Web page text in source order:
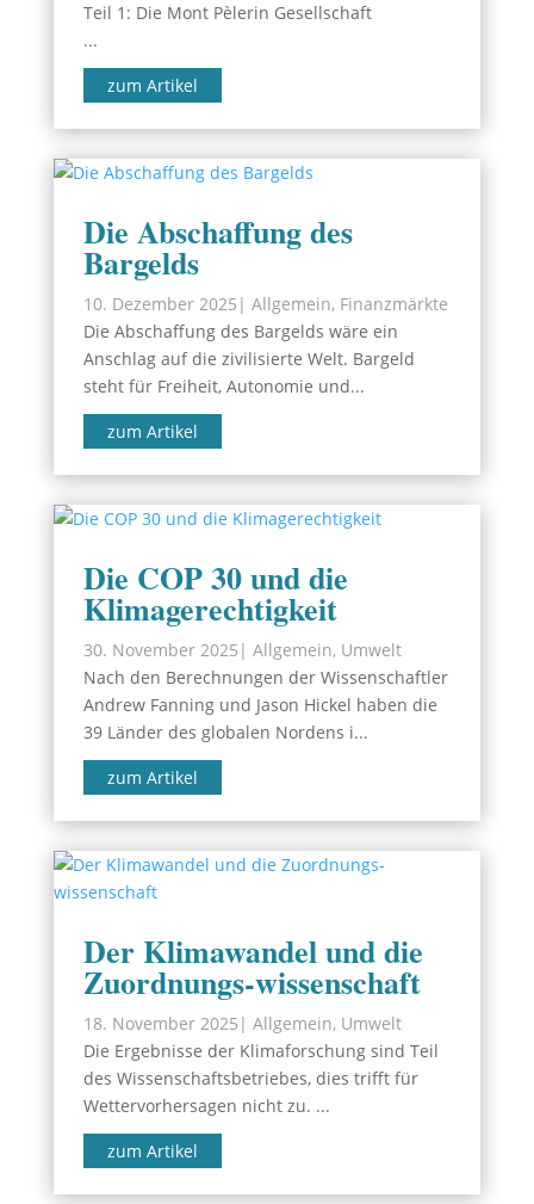
Teil 1: Die Mont Pèlerin Gesellschaft
...
zum Artikel
Die Abschaffung des
Bargelds
10. Dezember 2025 | Allgemein, Finanzmärkte
Die Abschaffung des Bargelds wäre ein
Anschlag auf die zivilisierte Welt. Bargeld
steht für Freiheit, Autonomie und...
zum Artikel
Die COP 30 und die
Klimagerechtigkeit
30. November 2025 | Allgemein, Umwelt
Nach den Berechnungen der Wissenschaftler
Andrew Fanning und Jason Hickel haben die
39 Länder des globalen Nordens i...
zum Artikel
Der Klimawandel und die
Zuordnungs-wissenschaft
18. November 2025 | Allgemein, Umwelt
Die Ergebnisse der Klimaforschung sind Teil
des Wissenschaftsbetriebes, dies trifft für
Wettervorhersagen nicht zu. ...
zum Artikel